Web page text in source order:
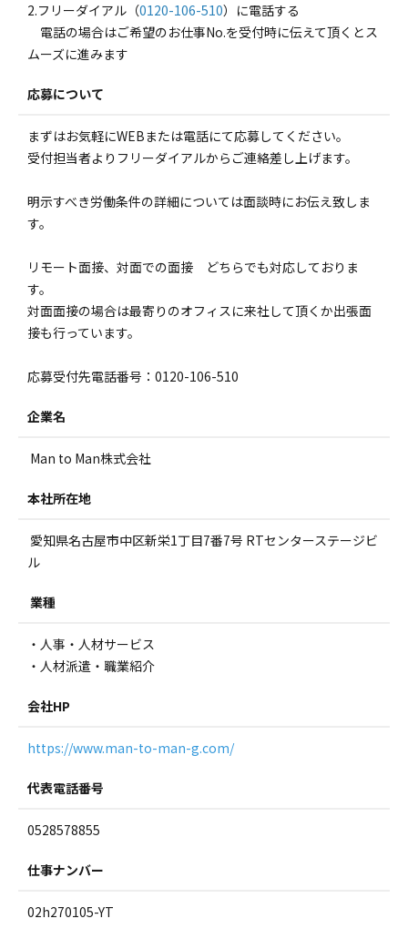
2.フリーダイアル（0120-106-510）に電話する
電話の場合はご希望のお仕事No.を受付時に伝えて頂くとス
ムーズに進みます
応募について
まずはお気軽にWEBまたは電話にて応募してください。
受付担当者よりフリーダイアルからご連絡差し上げます。
明示すべき労働条件の詳細については面談時にお伝え致しま
す。
リモート面接、対面での面接 どちらでも対応しておりま
す。
対面面接の場合は最寄りのオフィスに来社して頂くか出張面
接も行っています。
応募受付先電話番号：0120-106-510
企業名
Man to Man株式会社
本社所在地
愛知県名古屋市中区新栄1丁目7番7号 RTセンターステージビ
ル
業種
・人事・人材サービス
・人材派遣・職業紹介
会社HP
https://www.man-to-man-g.com/
代表電話番号
0528578855
仕事ナンバー
02h270105-YT